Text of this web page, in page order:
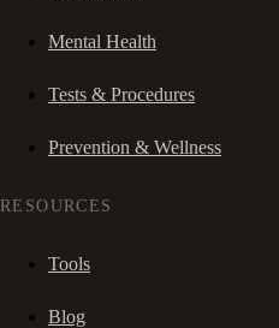
Mental Health
Tests & Procedures
Prevention & Wellness
RESOURCES
Tools
Blog